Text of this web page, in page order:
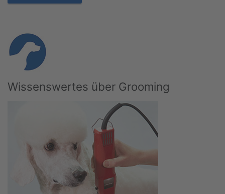
Wissenswertes über Grooming